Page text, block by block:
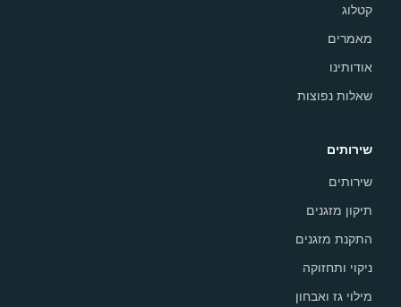
קטלוג
מאמרים
אודותינו
שאלות נפוצות
שירותים
שירותים
תיקון מזגנים
התקנת מזגנים
ניקוי ותחזוקה
מילוי גז ואבחון